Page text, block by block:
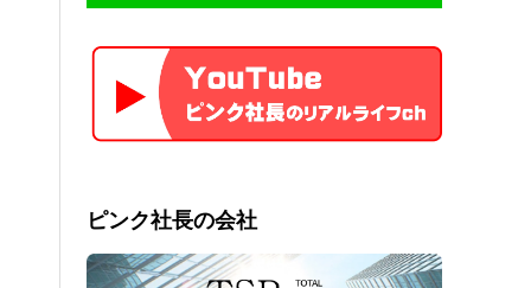
ピンク社長の会社